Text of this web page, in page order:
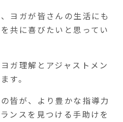
ヨガが皆さんの生活にも
共に喜びたいと思ってい
ガ理解とアジャストメン
す。
皆が、より豊かな指導力
ンスを見つける手助けを